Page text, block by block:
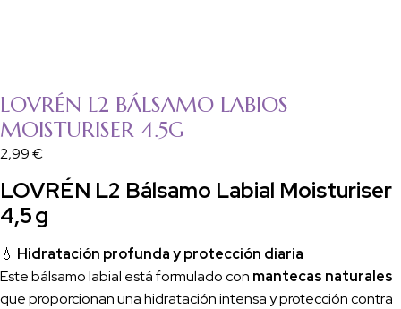
LOVRÉN L2 BÁLSAMO LABIOS
MOISTURISER 4.5G
2,99€
LOVRÉN L2 Bálsamo Labial Moisturiser
4,5 g
💧 Hidratación profunda y protección diaria
Este bálsamo labial está formulado con mantecas naturales
que proporcionan una hidratación intensa y protección contra